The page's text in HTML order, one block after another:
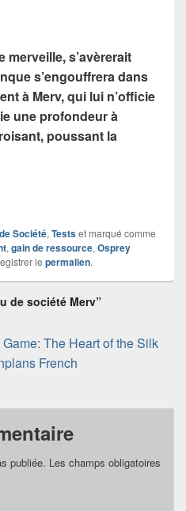
merveille, s’avèrerait
s’engouffrera dans
à Merv, qui lui n’officie
une profondeur à
poussant la
Société, Testset marqué comme
, gain de ressource, Osprey
le permalien.
de société Merv”
The Heart of the Silk
French
publiée. Les champs obligatoires